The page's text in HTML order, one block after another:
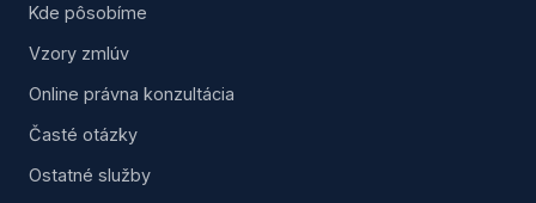
Kde pôsobíme
Vzory zmlúv
Online právna konzultácia
Časté otázky
Ostatné služby